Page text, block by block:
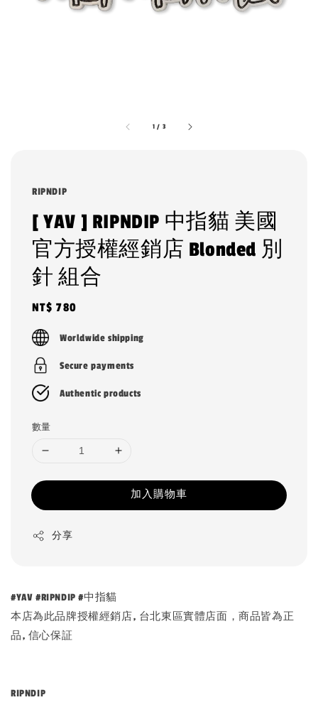
1 / 3
RIPNDIP
[ YAV ] RIPNDIP 中指貓 美國
官方授權經銷店 Blonded 別
針 組合
Regular
price
NT$ 780
Worldwide shipping
Secure payments
Authentic products
數量
加入購物車
分享
#YAV #RIPNDIP #中指貓
本店為此品牌授權經銷店, 台北東區實體店面，商品皆為正
品, 信心保証
RIPNDIP